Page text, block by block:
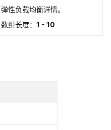
弹性负载均衡详情。
数组长度： 1 - 10